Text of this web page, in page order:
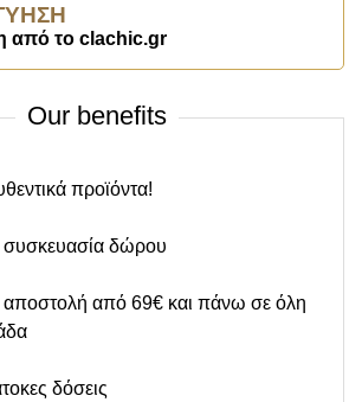
από το clachic.gr
Our benefits
προϊόντα!
δώρου
από 69€ και πάνω σε όλη
δόσεις